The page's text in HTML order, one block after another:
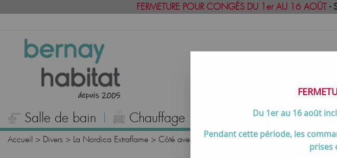
FERMETURE POUR CONGÉS DU 1er AU 16 AOÛT-
Salle de bain Chauffage Cuisson
Accueil > Divers > La Nordica Extraflame > Côté avec trou à gauche Vicenza Evo Inox - LA
Du 1er au 16 août
Pendant cette période, les
prises